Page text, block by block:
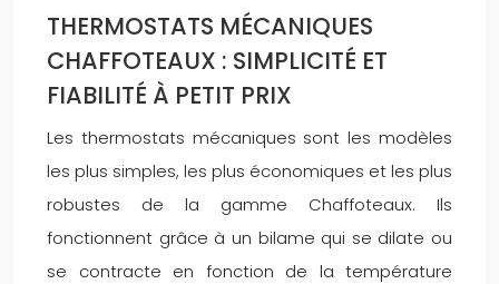
THERMOSTATS MÉCANIQUES
CHAFFOTEAUX : SIMPLICITÉ ET
FIABILITÉ À PETIT PRIX
Les thermostats mécaniques sont les modèles
les plus simples, les plus économiques et les plus
robustes de la gamme Chaffoteaux. Ils
fonctionnent grâce à un bilame qui se dilate ou
se contracte en fonction de la température